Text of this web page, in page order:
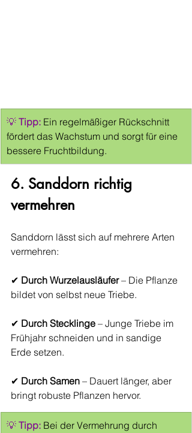
💡 Tipp: Ein regelmäßiger Rückschnitt
fördert das Wachstum und sorgt für eine
bessere Fruchtbildung.
6. Sanddorn richtig
vermehren
Sanddorn lässt sich auf mehrere Arten
vermehren:
✔ Durch Wurzelausläufer – Die Pflanze
bildet von selbst neue Triebe.
✔ Durch Stecklinge – Junge Triebe im
Frühjahr schneiden und in sandige
Erde setzen.
✔ Durch Samen – Dauert länger, aber
bringt robuste Pflanzen hervor.
💡 Tipp: Bei der Vermehrung durch